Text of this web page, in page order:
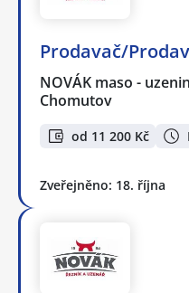
Prodavač/
NOVÁK maso -
Chomutov
od 11 200 Kč
Zveřejněno: 18. října